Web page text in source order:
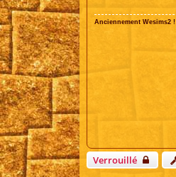
Anciennement Wesims2 !
Verrouillé